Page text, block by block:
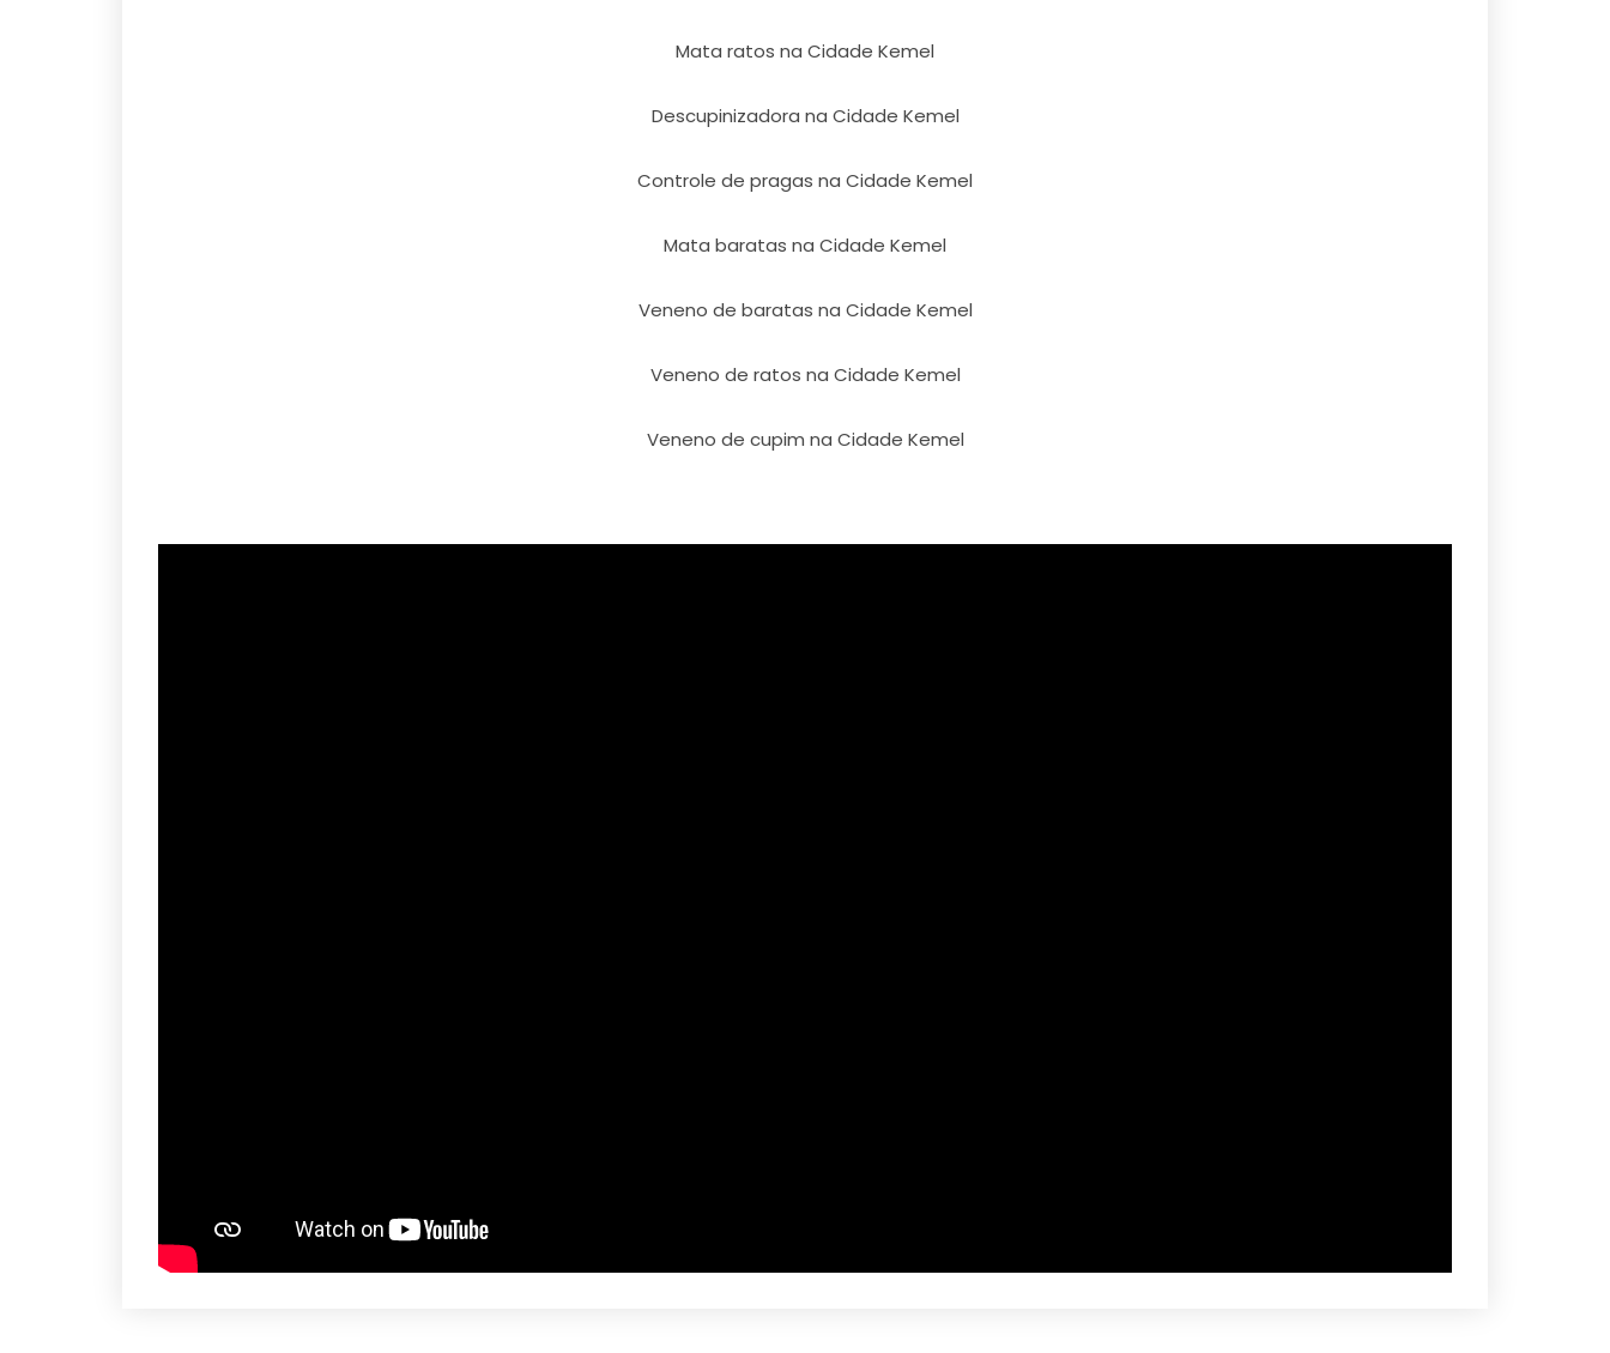
Mata ratos na Cidade Kemel
Descupinizadora na Cidade Kemel
Controle de pragas na Cidade Kemel
Mata baratas na Cidade Kemel
Veneno de baratas na Cidade Kemel
Veneno de ratos na Cidade Kemel
Veneno de cupim na Cidade Kemel